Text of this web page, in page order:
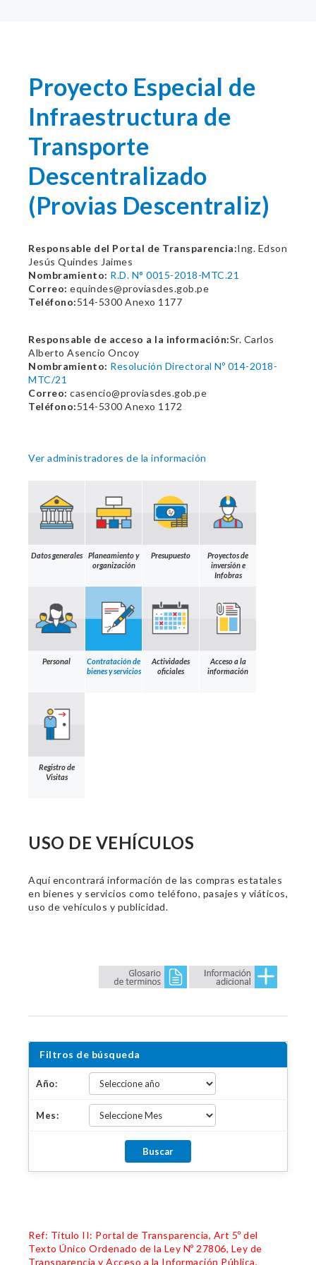
Proyecto Especial de
Infraestructura de
Transporte
Descentralizado
(Provias Descentraliz)
Responsable del Portal de Transparencia:Ing. Edson
Jesús Quindes Jaimes
Nombramiento: R.D. N° 0015-2018-MTC.21
Correo: equindes@proviasdes.gob.pe
Teléfono:514-5300 Anexo 1177
Responsable de acceso a la información:Sr. Carlos
Alberto Asencio Oncoy
Nombramiento: Resolución Directoral Nº 014-2018-
MTC/21
Correo: casencio@proviasdes.gob.pe
Teléfono:514-5300 Anexo 1172
Ver administradores de la información
Datos generales
Planeamiento y
organización
Presupuesto
Proyectos de
inversión e
Infobras
Personal
Contratación de
bienes y servicios
Actividades
oficiales
Acceso a la
información
Registro de
Visitas
USO DE VEHÍCULOS
Aquí encontrará información de las compras estatales
en bienes y servicios como teléfono, pasajes y viáticos,
uso de vehículos y publicidad.
Filtros de búsqueda
Año:
Mes:
Ref: Título II: Portal de Transparencia, Art 5º del
Texto Único Ordenado de la Ley Nº 27806, Ley de
Transparencia y Acceso a la Información Pública,